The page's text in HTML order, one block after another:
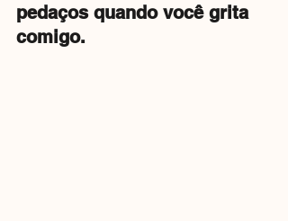
pedaços quando você grita
comigo.